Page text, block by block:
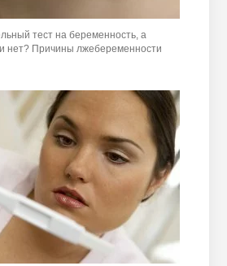
тест на беременность, а
нет? Причины лжебеременности